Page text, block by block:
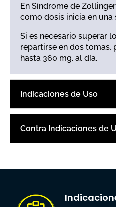
En Síndrome de
como dosis inicia en una
Si es necesario superar
repartirse en dos tomas,
hasta 360 mg. al día.
Indicaciones de Uso
Contra Indicaciones de